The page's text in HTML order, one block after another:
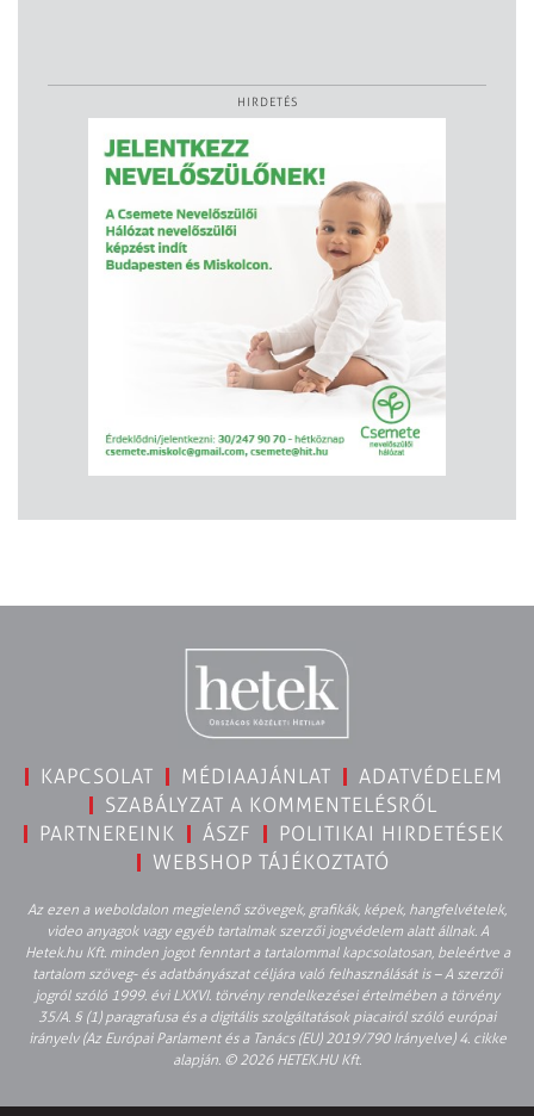
HIRDETÉS
KAPCSOLAT MÉDIAAJÁNLAT
ADATVÉDELEM
SZABÁLYZAT A KOMMENTELÉSRŐL
PARTNEREINK
ÁSZF
POLITIKAI HIRDETÉSEK
WEBSHOP TÁJÉKOZTATÓ
Az ezen a weboldalon megjelenő szövegek, grafikák, képek, hangfelvételek,
video anyagok vagy egyéb tartalmak szerzői jogvédelem alatt állnak. A
Hetek.hu Kft. minden jogot fenntart a tartalommal kapcsolatosan, beleértve a
tartalom szöveg- és adatbányászat céljára való felhasználását is – A szerzői
jogról szóló 1999. évi LXXVI. törvény rendelkezései értelmében a törvény
35/A. § (1) paragrafusa és a digitális szolgáltatások piacairól szóló európai
irányelv (Az Európai Parlament és a Tanács (EU) 2019/790 Irányelve) 4. cikke
alapján. © 2026 HETEK.HU Kft.